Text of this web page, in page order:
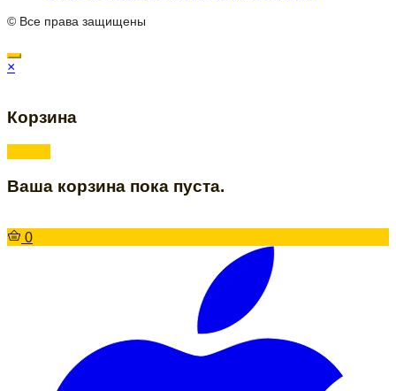
© Все права защищены
×
Корзина
Ваша корзина пока пуста.
0